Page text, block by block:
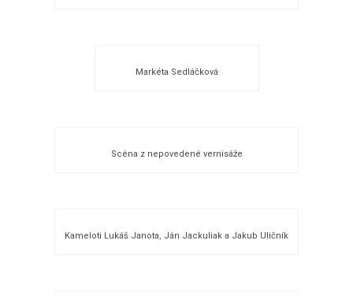
Markéta Sedláčková
Scéna z nepovedené vernisáže
Kameloti Lukáš Janota, Ján Jackuliak a Jakub Uličník